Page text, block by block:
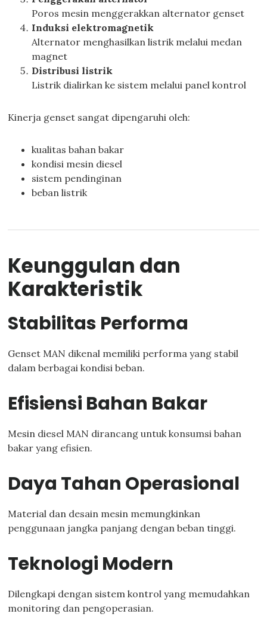
Poros mesin menggerakkan alternator genset
Induksi elektromagnetik
Alternator menghasilkan listrik melalui medan
magnet
Distribusi listrik
Listrik dialirkan ke sistem melalui panel kontrol
Kinerja genset sangat dipengaruhi oleh:
kualitas bahan bakar
kondisi mesin diesel
sistem pendinginan
beban listrik
Keunggulan dan
Karakteristik
Stabilitas Performa
Genset MAN dikenal memiliki performa yang stabil
dalam berbagai kondisi beban.
Efisiensi Bahan Bakar
Mesin diesel MAN dirancang untuk konsumsi bahan
bakar yang efisien.
Daya Tahan Operasional
Material dan desain mesin memungkinkan
penggunaan jangka panjang dengan beban tinggi.
Teknologi Modern
Dilengkapi dengan sistem kontrol yang memudahkan
monitoring dan pengoperasian.